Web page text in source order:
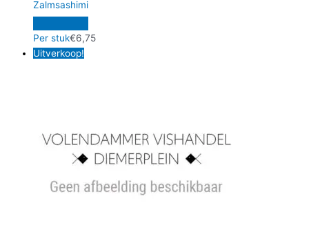
Zalmsashimi
Per stuk€6,75
Uitverkoop!